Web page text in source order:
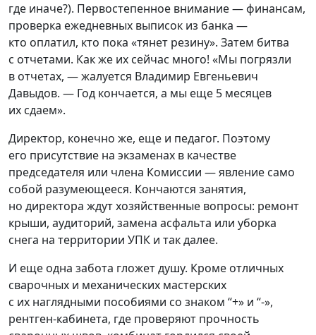
где иначе?). Первостепенное внимание — финансам,
проверка ежедневных выписок из банка —
кто оплатил, кто пока «тянет резину». Затем битва
с отчетами. Как же их сейчас много! «Мы погрязли
в отчетах, — жалуется Владимир Евгеньевич
Давыдов. — Год кончается, а мы еще 5 месяцев
их сдаем».
Директор, конечно же, еще и педагог. Поэтому
его присутствие на экзаменах в качестве
председателя или члена Комиссии — явление само
собой разумеющееся. Кончаются занятия,
но директора ждут хозяйственные вопросы: ремонт
крыши, аудиторий, замена асфальта или уборка
снега на территории УПК и так далее.
И еще одна забота гложет душу. Кроме отличных
сварочных и механических мастерских
с их наглядными пособиями со знаком “+» и “-»,
рентген-кабинета, где проверяют прочность